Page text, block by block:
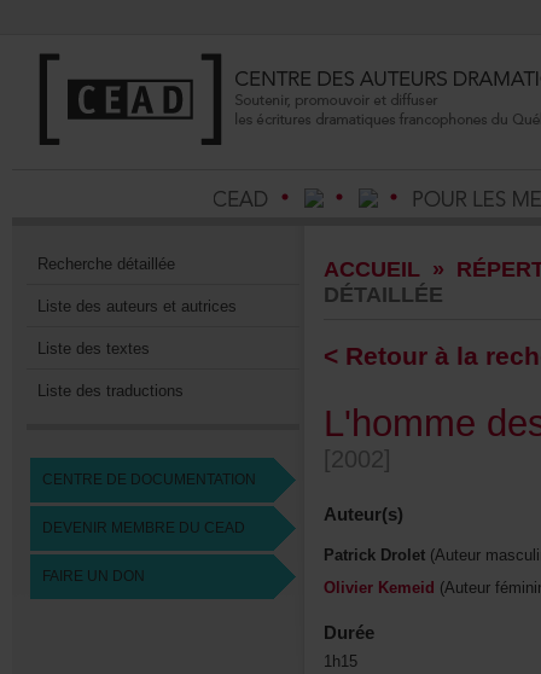
Recherchedétaillée
Listedesauteursetautrices
Listedestextes
Listedestraductions
CENTREDEDOCUMENTATION
DEVENIRMEMBREDUCEAD
FAIREUNDON
ACCUEIL»
DÉTAILLÉE
[2002]
Auteur(s)
PatrickDrolet
OlivierKemeid
Durée
1h15